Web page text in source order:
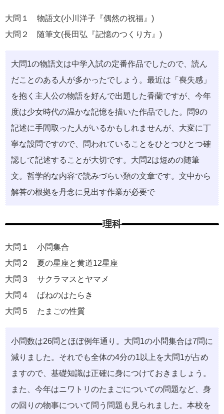
大問１ 物語⽂(⼩川洋⼦『偶然の祝福』)
大問２ 随筆⽂(⻑⽥弘『記憶のつくり⽅』)
⼤問1の物語⽂は中学⼊試の定番作品でしたので、読ん
だことのある⼈が多かったでしょう。最近は「喪失感」
を抱く主⼈公の物語を好んで出題した⾹蘭ですが、今年
度は少⼥時代の温かな記憶を描いた作品でした。問9の
記述に⼿間取った⼈がいるかもしれませんが、⼤変に丁
寧な設問ですので、問われていることをひとつひとつ確
認して記述することが⼤切です。⼤問2は短めの随筆
⽂。哲学的な内容で読みづらい類の⽂章です。⽂中から
解答の根拠を丹念に⾒出す作業が必要で
理科
大問１ ⼩問集合
大問２ 夏の星座と⻩道12星座
大問３ サクラマスとヤマメ
大問４ ばねのはたらき
大問５ たまごの性質
⼩問数は26問とほぼ例年通り。⼤問1の⼩問集合は7問に
減りました。それでも全体の4分の1以上を⼤問1が占め
ますので、基礎知識は正確に⾝につけておきましょう。
また、今年はニワトリのたまごについての問題など、⾝
の回りの物事について問う問題も⾒られました。本校を